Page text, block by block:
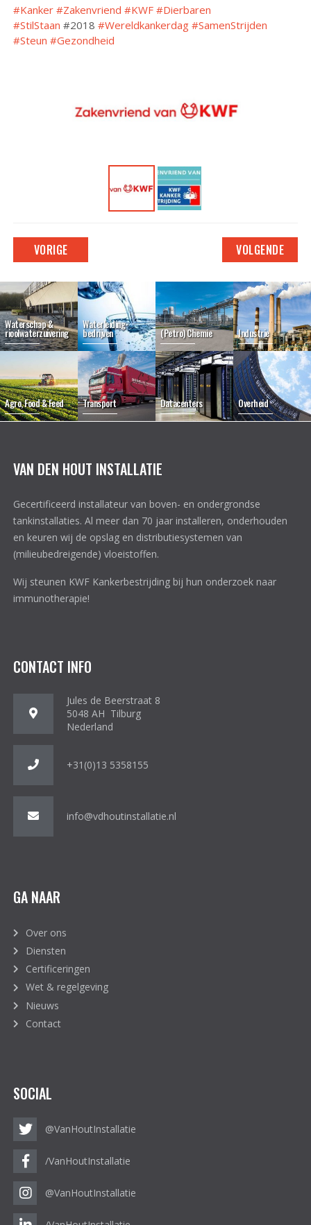
#Kanker #Zakenvriend #KWF #Dierbaren
#StilStaan #2018 #Wereldkankerdag #SamenStrijden
#Steun #Gezondheid
VORIGE VOLGENDE
Waterschap &
rioolwaterzuivering
Waterleiding-
bedrijven (Petro) Chemie Industrie
Agro, Food & Feed Transport Datacenters Overheid
VAN DEN HOUT INSTALLATIE
Gecertificeerd installateur van boven- en ondergrondse
tankinstallaties. Al meer dan 70 jaar installeren, onderhouden
en keuren wij de opslag en distributiesystemen van
(milieubedreigende) vloeistoffen.
Wij steunen KWF Kankerbestrijding bij hun onderzoek naar
immunotherapie!
CONTACT INFO
Jules de Beerstraat 8
5048 AH Tilburg
Nederland
+31(0)13 5358155
info@vdhoutinstallatie.nl
GA NAAR
Over ons
Diensten
Certificeringen
Wet & regelgeving
Nieuws
Contact
SOCIAL
@VanHoutInstallatie
/VanHoutInstallatie
@VanHoutInstallatie